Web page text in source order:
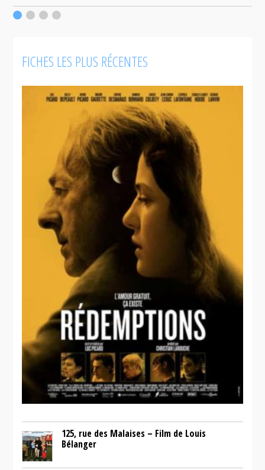
FICHES LES PLUS RÉCENTES
125, rue des Malaises – Film de Louis
Bélanger